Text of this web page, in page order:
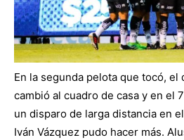
En la segunda pelota que tocó, el
cambió al cuadro de casa y en el
un disparo de larga distancia en
Iván Vázquez pudo hacer más.